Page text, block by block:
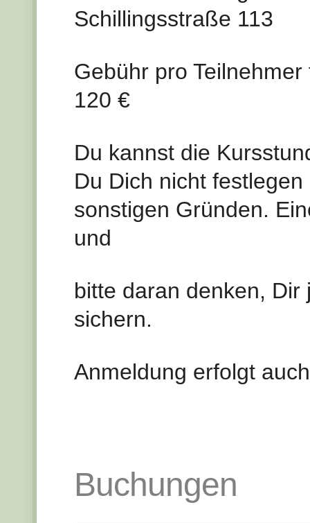
Schillingsstraße 113
Gebühr pro
120 €
Du kannst die
Du Dich nicht
sonstigen Gründen.
und
bitte daran denken,
sichern.
Anmeldung erfolgt
Buchungen